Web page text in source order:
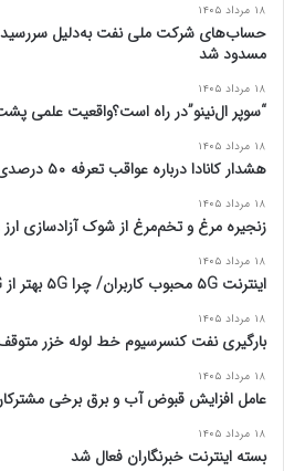
ی
ی
۱۸ مرداد ۱۴۰۵
حساب‌های شرکت ملی نفت به‌دلیل سررسید
مسدود شد
۱۸ مرداد ۱۴۰۵
“سوپر ال‌نینو”در راه است؟واقعیت علمی
۱۸ مرداد ۱۴۰۵
هشدار کانادا درباره عواقب تعرفه ۵۰ درصدی آمریکا
۱۸ مرداد ۱۴۰۵
زنجیره مرغ و تخم‌مرغ از شوک آزادسازی ارز
۱۸ مرداد ۱۴۰۵
اینترنت ۵G محبوب کاربران/ چرا ۵G بهتر از ۴G است؟
۱۸ مرداد ۱۴۰۵
بارگیری نفت کنسرسیوم خط لوله خزر
۱۸ مرداد ۱۴۰۵
عامل افزایش قبوض آب و برق برخی
۱۸ مرداد ۱۴۰۵
بسته اینترنت خبرنگاران فعال شد